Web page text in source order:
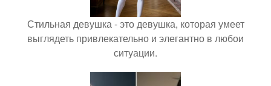
Стильная девушка - это девушка, которая умеет
выглядеть привлекательно и элегантно в любои
ситуации.